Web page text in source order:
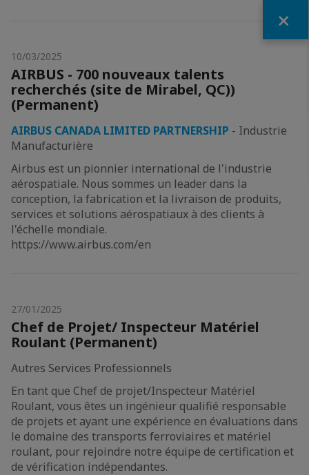
10/03/2025
AIRBUS - 700 nouveaux talents
recherchés (site de Mirabel, QC))
(Permanent)
AIRBUS CANADA LIMITED PARTNERSHIP - Industrie
Manufacturière
Airbus est un pionnier international de l'industrie
aérospatiale. Nous sommes un leader dans la
conception, la fabrication et la livraison de produits,
services et solutions aérospatiaux à des clients à
l'échelle mondiale.
https://www.airbus.com/en
27/01/2025
Chef de Projet/ Inspecteur Matériel
Roulant (Permanent)
Autres Services Professionnels
En tant que Chef de projet/Inspecteur Matériel
Roulant, vous êtes un ingénieur qualifié responsable
de projets et ayant une expérience en évaluations dans
le domaine des transports ferroviaires et matériel
roulant, pour rejoindre notre équipe de certification et
de vérification indépendantes.